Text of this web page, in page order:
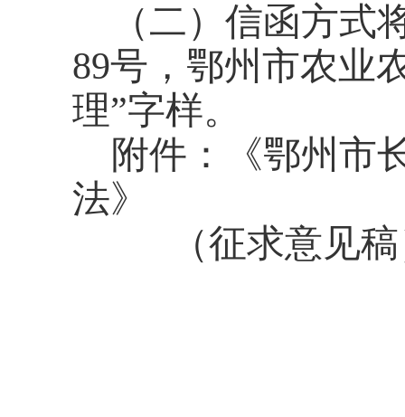
（二）信函方
89号，鄂州市农业
理”字样。
附件：《鄂州市
法》
（征求意见